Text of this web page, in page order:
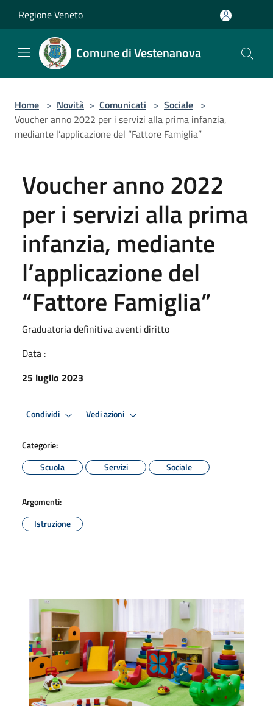
Regione Veneto
Comune di Vestenanova
Home > Novità > Comunicati > Sociale >
Voucher anno 2022 per i servizi alla prima infanzia,
mediante l’applicazione del “Fattore Famiglia”
Voucher anno 2022
per i servizi alla prima
infanzia, mediante
l’applicazione del
“Fattore Famiglia”
Graduatoria definitiva aventi diritto
Data :
25 luglio 2023
Condividi Vedi azioni
Categorie:
Scuola
Servizi Sociale
Argomenti:
Istruzione